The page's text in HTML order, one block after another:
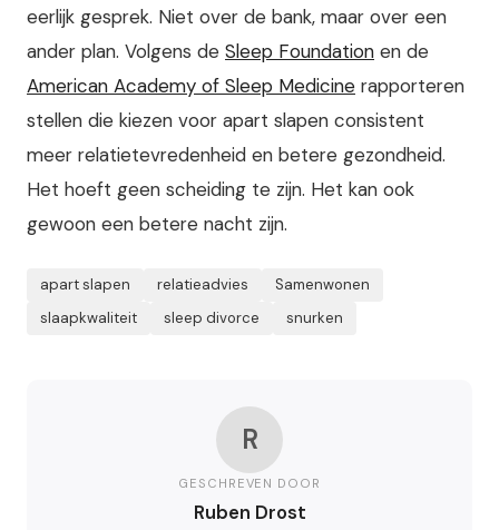
eerlijk gesprek. Niet over de bank, maar over een
ander plan. Volgens de Sleep Foundation en de
American Academy of Sleep Medicine rapporteren
stellen die kiezen voor apart slapen consistent
meer relatietevredenheid en betere gezondheid.
Het hoeft geen scheiding te zijn. Het kan ook
gewoon een betere nacht zijn.
apart slapen relatieadvies
Samenwonen
slaapkwaliteit
sleep divorce snurken
R
GESCHREVEN DOOR
Ruben Drost